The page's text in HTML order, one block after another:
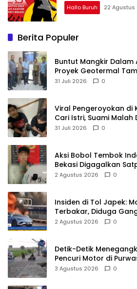
Hallo Buruh 22 Agustus
Berita Populer
Buntut Mangkir Dalam
Proyek Geotermal
Sumedang Dilaporkan
31 Juli 2026 0
Viral Pengeroyokan di
Cari Istri, Suami Malah
Sekelompok Pria
31 Juli 2026 0
Aksi Bobol Tembok
Bekasi Digagalkan
Pelaku Diamankan
2 Agustus 2026 0
Insiden di Tol Japek:
Terbakar, Diduga
Listrik
2 Agustus 2026 0
Detik-Detik
Pencuri Motor di
Pelaku Lolos di Tengah
3 Agustus 2026 0